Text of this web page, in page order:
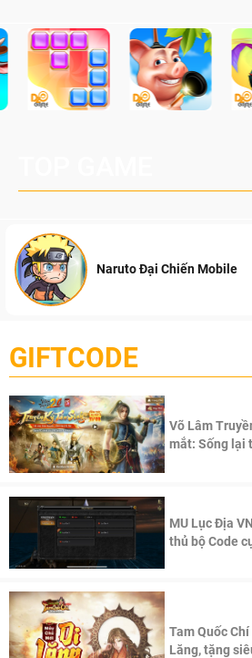
Naruto Đại Chiến Mobile
GIFTCODE
Võ Lâm
mắt: Sống lại
MU Lục Địa
thủ bộ Code
Tam Quốc
Lăng, tặng